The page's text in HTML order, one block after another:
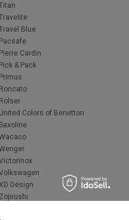
Blue
Pacsafe
Pierre Cardin
Pick & Pack
Primus
Roncato
Rolser
United Colors of Benetton
Design
Zojirushi